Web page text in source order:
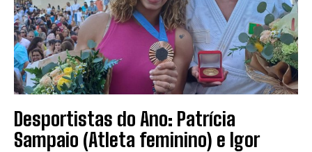
Desportistas do Ano: Patrícia
Sampaio (Atleta feminino) e Igor